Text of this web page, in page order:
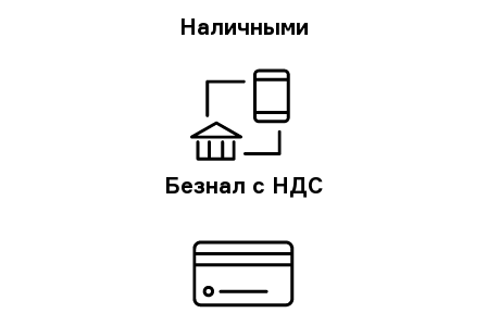
Наличными
Безнал с НДС